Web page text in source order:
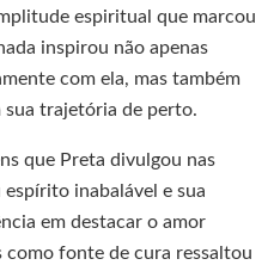
espiritual que marcou
inspirou não apenas
com ela, mas também
sua trajetória de perto.
que Preta divulgou nas
espírito inabalável e sua
em destacar o amor
como fonte de cura ressaltou